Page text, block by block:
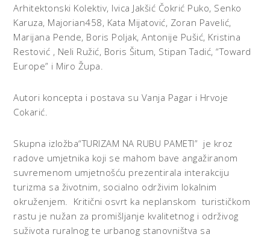
Arhitektonski Kolektiv, Ivica Jakšić Čokrić Puko, Senko
Karuza, Majorian458, Kata Mijatović, Zoran Pavelić,
Marijana Pende, Boris Poljak, Antonije Pušić, Kristina
Restović , Neli Ružić, Boris Šitum, Stipan Tadić, “Toward
Europe” i Miro Župa.
Autori koncepta i postava su Vanja Pagar i Hrvoje
Cokarić.
Skupna izložba“TURIZAM NA RUBU PAMETI” je kroz
radove umjetnika koji se mahom bave angažiranom
suvremenom umjetnošću prezentirala interakciju
turizma sa životnim, socialno održivim lokalnim
okruženjem. Kritični osvrt ka neplanskom turističkom
rastu je nužan za promišljanje kvalitetnog i održivog
suživota ruralnog te urbanog stanovništva sa